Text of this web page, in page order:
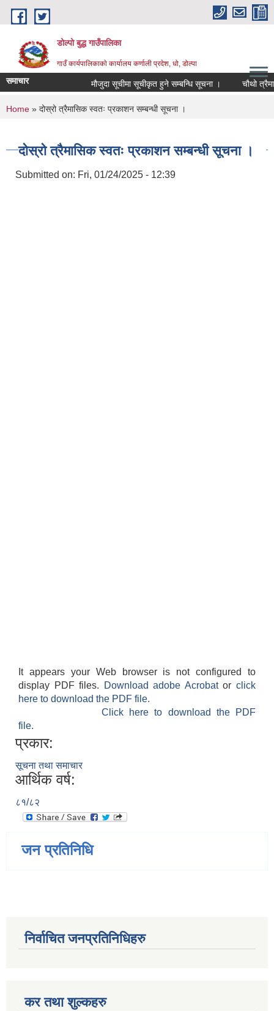
Skip to main content
डोल्पो बुद्ध गाउँपालिका
गाउँ कार्यपालिकाकाे कार्यालय कर्णाली प्रदेश, धो, डोल्पा
समाचार मौजुदा सूचीमा सूचीकृत हुने सम्बन्धि सूचना । चौथो
You are here
Home » दोस्रो त्रैमासिक स्वतः प्रकाशन सम्बन्धी सूचना ।
दोस्रो त्रैमासिक स्वतः प्रकाशन सम्बन्धी सूचना ।
Submitted on: Fri, 01/24/2025 - 12:39
It appears your Web browser is not configured to
display PDF files.
Download adobe Acrobatorclick
here to download the PDF file.
Click here to download the PDF
file.
प्रकार:
सूचना तथा समाचार
आर्थिक वर्ष:
८१/८२
जन प्रतिनिधि
निर्वाचित जनप्रतिनिधिहरु
कर तथा शुल्कहरु